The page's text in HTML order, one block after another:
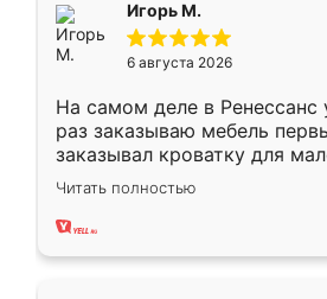
Игорь М.
6 августа 2026
На самом деле в Ренессанс
раз заказываю мебель
заказывал кроватку для
ребёнка при его рождении
заказал шкаф-купе. По
хорошее сборка достаточно
Читать полностью